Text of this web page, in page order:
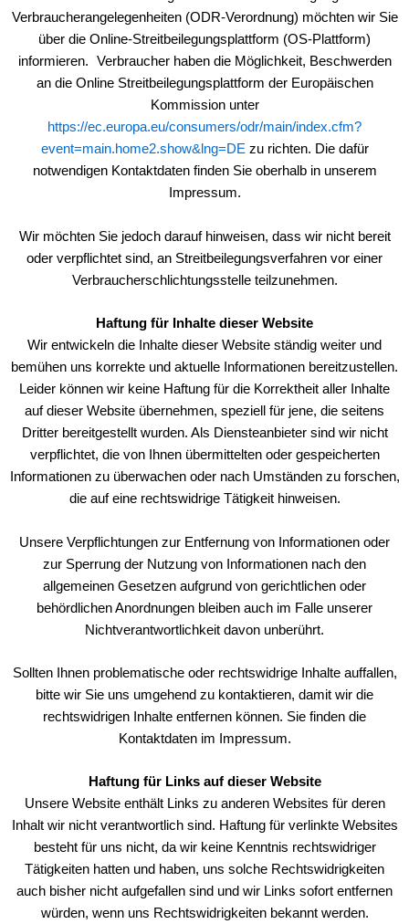
Verbraucherangelegenheiten (ODR-Verordnung) möchten wir Sie
über die Online-Streitbeilegungsplattform (OS-Plattform)
informieren. Verbraucher haben die Möglichkeit, Beschwerden
an die Online Streitbeilegungsplattform der Europäischen
Kommission unter
https://ec.europa.eu/consumers/odr/main/index.cfm?
event=main.home2.show&lng=DEzu richten. Die dafür
notwendigen Kontaktdaten finden Sie oberhalb in unserem
Impressum.
Wir möchten Sie jedoch darauf hinweisen, dass wir nicht bereit
oder verpflichtet sind, an Streitbeilegungsverfahren vor einer
Verbraucherschlichtungsstelle teilzunehmen.
Haftung für Inhalte dieser Website
Wir entwickeln die Inhalte dieser Website ständig weiter und
bemühen uns korrekte und aktuelle Informationen bereitzustellen.
Leider können wir keine Haftung für die Korrektheit aller Inhalte
auf dieser Website übernehmen, speziell für jene, die seitens
Dritter bereitgestellt wurden. Als Diensteanbieter sind wir nicht
verpflichtet, die von Ihnen übermittelten oder gespeicherten
Informationen zu überwachen oder nach Umständen zu forschen,
die auf eine rechtswidrige Tätigkeit hinweisen.
Unsere Verpflichtungen zur Entfernung von Informationen oder
zur Sperrung der Nutzung von Informationen nach den
allgemeinen Gesetzen aufgrund von gerichtlichen oder
behördlichen Anordnungen bleiben auch im Falle unserer
Nichtverantwortlichkeit davon unberührt.
Sollten Ihnen problematische oder rechtswidrige Inhalte auffallen,
bitte wir Sie uns umgehend zu kontaktieren, damit wir die
rechtswidrigen Inhalte entfernen können. Sie finden die
Kontaktdaten im Impressum.
Haftung für Links auf dieser Website
Unsere Website enthält Links zu anderen Websites für deren
Inhalt wir nicht verantwortlich sind. Haftung für verlinkte Websites
besteht für uns nicht, da wir keine Kenntnis rechtswidriger
Tätigkeiten hatten und haben, uns solche Rechtswidrigkeiten
auch bisher nicht aufgefallen sind und wir Links sofort entfernen
würden, wenn uns Rechtswidrigkeiten bekannt werden.